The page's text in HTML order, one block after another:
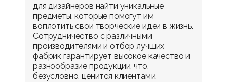
для дизайнеров найти уникальные
предметы, которые помогут им
воплотить свои творческие идеи в жизнь.
Сотрудничество с различными
производителями и отбор лучших
фабрик гарантирует высокое качество и
разнообразие продукции, что,
безусловно, ценится клиентами.